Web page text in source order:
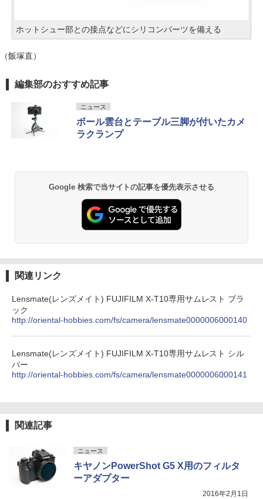
ホットシュー部との接点などにシリコンパーツを備える
（飯塚直）
編集部のおすすめ記事
ニュース
ボール雲台とテーブル三脚が付いたカメ
ラクランプ
Google 検索で当サイトの記事を優先表示させる
関連リンク
Lensmate(レンズメイト) FUJIFILM X-T10専用サムレスト ブラ
ック
http://oriental-hobbies.com/fs/camera/lensmate0000006000140
Lensmate(レンズメイト) FUJIFILM X-T10専用サムレスト シル
バー
http://oriental-hobbies.com/fs/camera/lensmate0000006000141
関連記事
ニュース
キヤノンPowerShot G5 X用のフィルタ
ーアダプター
2016年2月1日